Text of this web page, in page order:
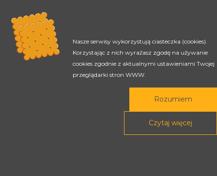
Nasze serwisy wykorzystują ciasteczka (cookies).
Korzystając z nich wyrażasz zgodę na używanie
cookies zgodnie z aktualnymi ustawieniami Twojej
przeglądarki stron WWW.
Rozumiem
Czytaj więcej